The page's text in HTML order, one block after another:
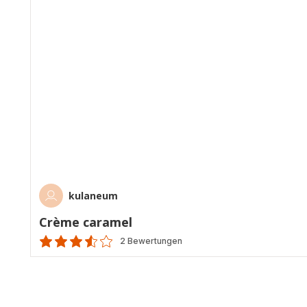
kulaneum
Crème caramel
ratings.3.5
2 Bewertungen